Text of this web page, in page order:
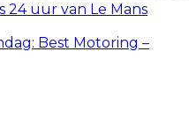
24 uur van Le Mans
Best Motoring –